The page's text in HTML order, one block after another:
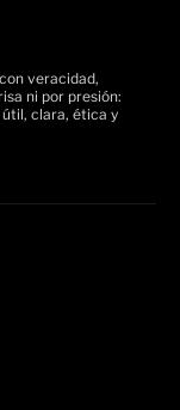
veracidad,
ni por presión:
clara, ética y